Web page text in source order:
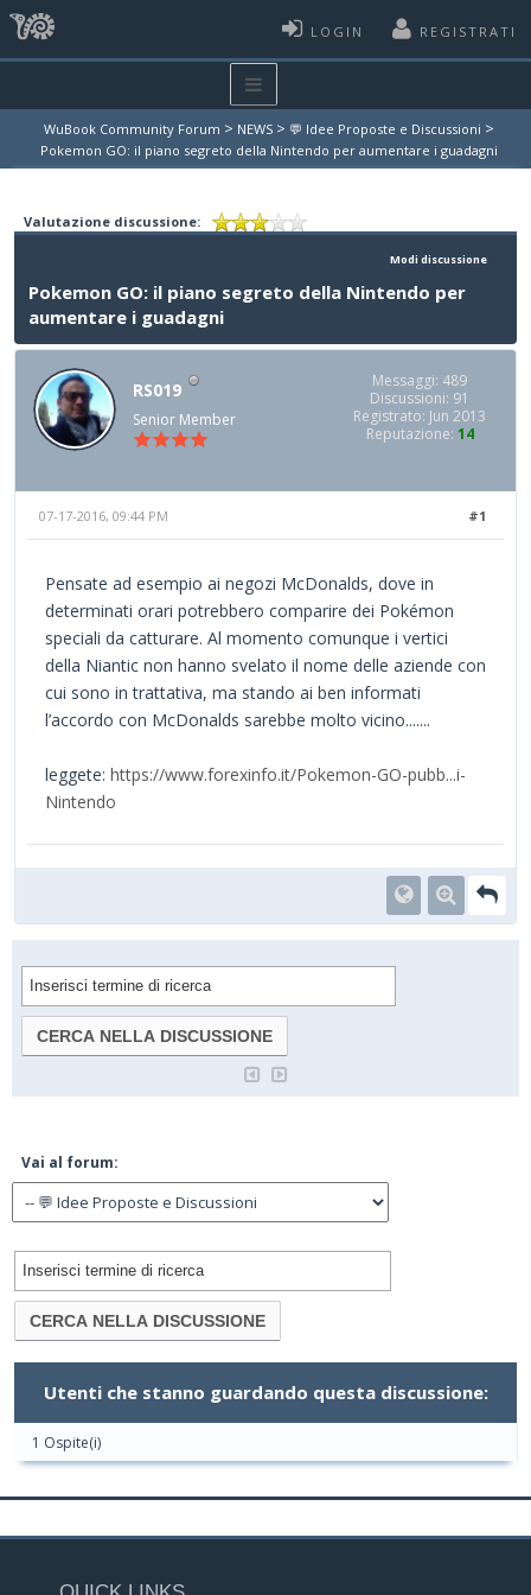
LOGIN REGISTRATI
WuBook Community Forum > NEWS > 💬 Idee Proposte e Discussioni >
Pokemon GO: il piano segreto della Nintendo per aumentare i guadagni
Valutazione discussione:
Modi discussione
Pokemon GO: il piano segreto della Nintendo per
aumentare i guadagni
RS019
Senior Member
Messaggi: 489
Discussioni: 91
Registrato: Jun 2013
Reputazione: 14
#1
07-17-2016, 09:44 PM
Pensate ad esempio ai negozi McDonalds, dove in
determinati orari potrebbero comparire dei Pokémon
speciali da catturare. Al momento comunque i vertici
della Niantic non hanno svelato il nome delle aziende con
cui sono in trattativa, ma stando ai ben informati
l’accordo con McDonalds sarebbe molto vicino.......
leggete: https://www.forexinfo.it/Pokemon-GO-pubb...i-
Nintendo
Vai al forum:
Utenti che stanno guardando questa discussione:
1 Ospite(i)